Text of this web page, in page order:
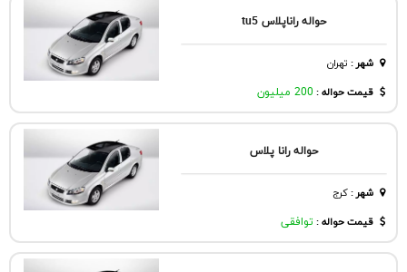
حواله راناپلاس tu5
شهر: تهران
قیمت حواله : 200 میلیون
حواله رانا پلاس
شهر:كرج
قیمت حواله : توافقی